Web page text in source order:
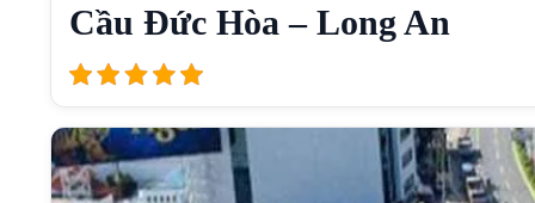
Cầu Đức Hòa – Long An